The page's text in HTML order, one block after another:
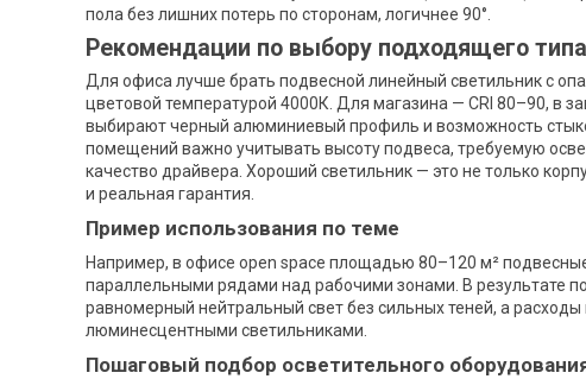
пола без лишних потерь по сторонам, логичнее 90°.
Рекомендации по выбору подходящего
Для офиса лучше брать подвесной линейный светильник с
цветовой температурой 4000К. Для магазина — CRI 80–90, в
выбирают черный алюминиевый профиль и возможность
помещений важно учитывать высоту подвеса, требуемую
качество драйвера. Хороший светильник — это не только
и реальная гарантия.
Пример использования по теме
Например, в офисе open space площадью 80–120 м²
параллельными рядами над рабочими зонами. В результате
равномерный нейтральный свет без сильных теней, а
люминесцентными светильниками.
Пошаговый подбор осветительного